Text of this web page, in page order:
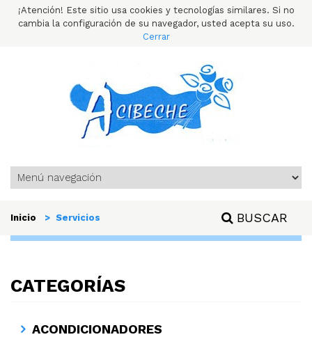
¡Atención! Este sitio usa cookies y tecnologías similares. Si no
cambia la configuración de su navegador, usted acepta su uso.
Cerrar
Inicio > Servicios BUSCAR
CATEGORÍAS
ACONDICIONADORES